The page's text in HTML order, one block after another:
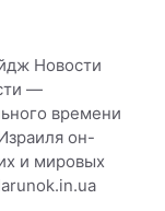
Новости
—
времени
он-
и мировых